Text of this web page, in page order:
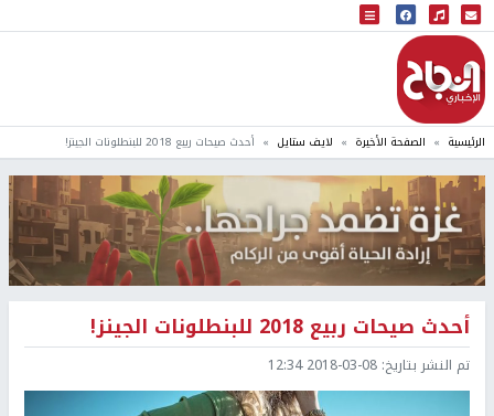
البث المباشر
إذاعة النجاح
الرئيسية الصفحة الأخيرة لايف ستايل أحدث صيحات ربيع 2018 للبنطلونات الجينز!
أحدث صيحات ربيع 2018 للبنطلونات الجينز!
تم النشر بتاريخ: 2018-03-08 12:34